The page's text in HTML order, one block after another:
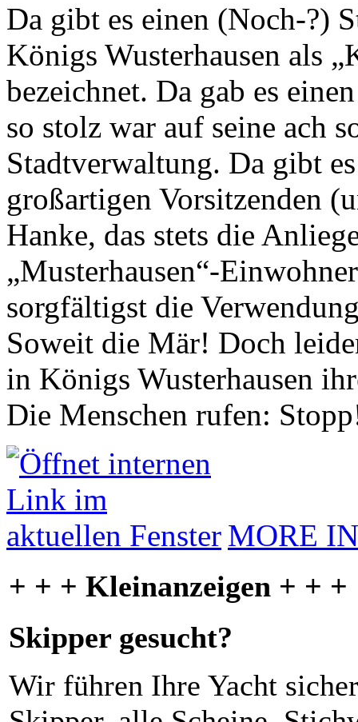
Da gibt es einen (Noch-?)
Königs Wusterhausen als
bezeichnet. Da gab es
so stolz war auf seine ach
Stadtverwaltung. Da gibt
großartigen Vorsitzenden
Hanke, das stets die
„Musterhausen“-
sorgfältigst die
Soweit die Mär! Doch
in Königs Wusterhausen
Die Menschen rufen:
MORE
+ + + Kleinanzeigen + + +
Skipper gesucht?
Wir führen Ihre Yacht